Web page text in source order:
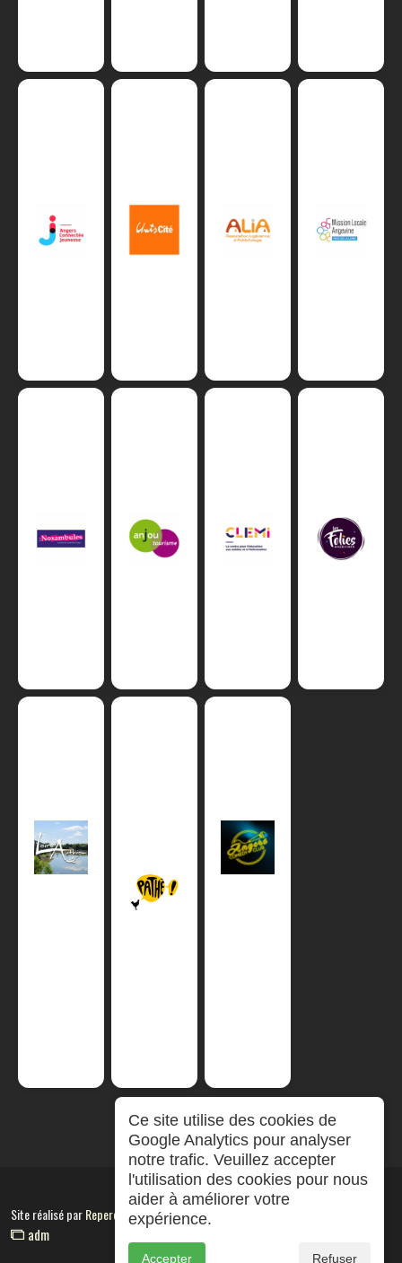
Site réalisé parRepereCom
adm
Ce site utilise des cookies de
Google Analytics pour analyser
notre trafic. Veuillez accepter
l'utilisation des cookies pour nous
aider à améliorer votre
expérience.
Accepter Refuser